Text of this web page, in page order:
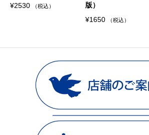
¥2530 （税込）
版）
¥1650 （税込）